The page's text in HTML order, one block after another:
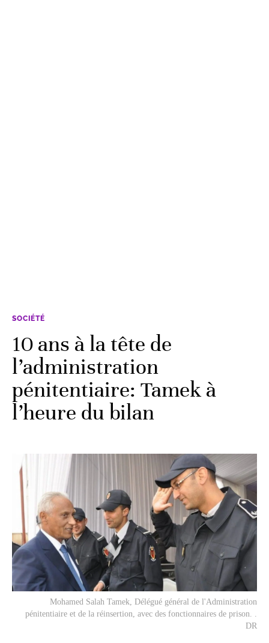
SOCIÉTÉ
10 ans à la tête de
l’administration
pénitentiaire: Tamek à
l’heure du bilan
Mohamed Salah Tamek, Délégué général de l'Administration
pénitentiaire et de la réinsertion, avec des fonctionnaires de prison. .
DR